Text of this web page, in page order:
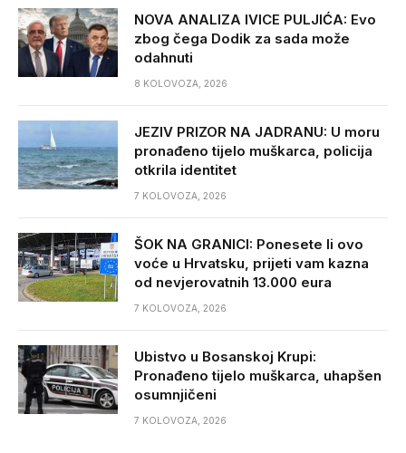
NOVA ANALIZA IVICE PULJIĆA: Evo
zbog čega Dodik za sada može
odahnuti
8 KOLOVOZA, 2026
JEZIV PRIZOR NA JADRANU: U moru
pronađeno tijelo muškarca, policija
otkrila identitet
7 KOLOVOZA, 2026
ŠOK NA GRANICI: Ponesete li ovo
voće u Hrvatsku, prijeti vam kazna
od nevjerovatnih 13.000 eura
7 KOLOVOZA, 2026
Ubistvo u Bosanskoj Krupi:
Pronađeno tijelo muškarca, uhapšen
osumnjičeni
7 KOLOVOZA, 2026